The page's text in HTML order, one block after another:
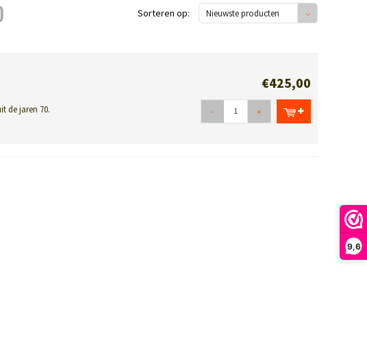
9,6
Sorteren op: Nieuwste producten
de jaren 70.
€425,00
- +